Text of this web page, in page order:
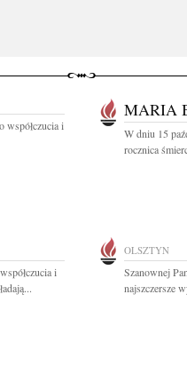
współczucia i
MARIA
W dniu 15
rocznica
i
OLSZTYN
Szanownej
najszczersze